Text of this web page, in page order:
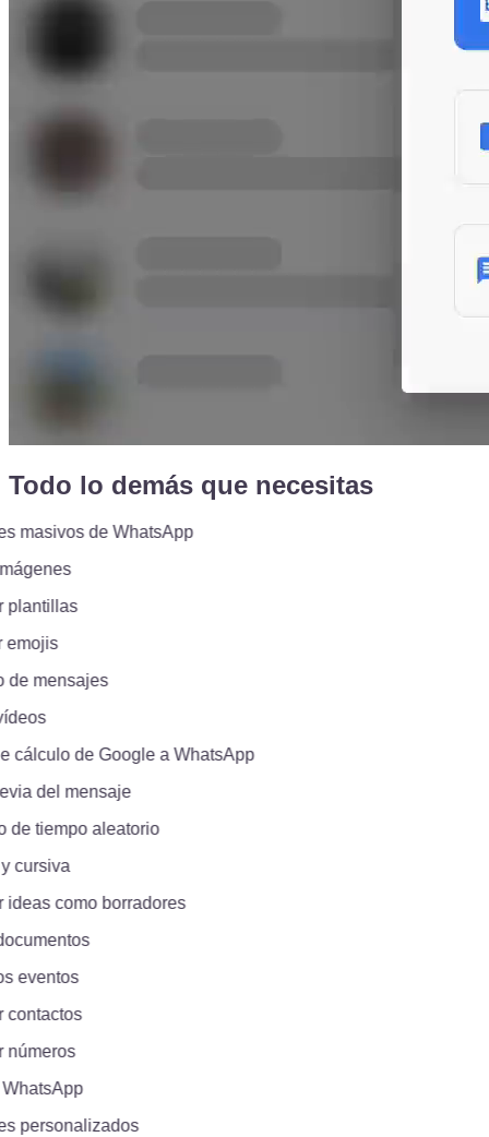
Todo lo demás que necesitas
de WhatsApp
mensajes
de Google a WhatsApp
del mensaje
tiempo aleatorio
como borradores
personalizados